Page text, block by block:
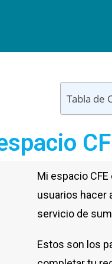
Tabla de
Mi espacio
usuarios hacer
servicio de
Estos son los